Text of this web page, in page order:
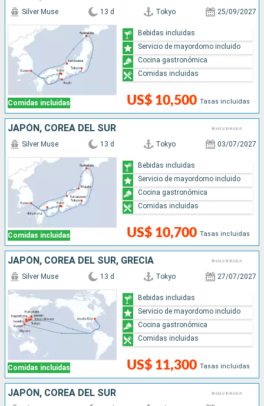
Comidas incluidas
Silver Muse 13 d Tokyo 25/09/2027
US$ 10,500 Tasas incluidas
Bebidas incluidas
Servicio de mayordomo incluido
Cocina gastronómica
Comidas incluidas
JAPÓN, COREA DEL SUR
Comidas incluidas
Silver Muse 13 d Tokyo 03/07/2027
US$ 10,700 Tasas incluidas
Bebidas incluidas
Servicio de mayordomo incluido
Cocina gastronómica
Comidas incluidas
JAPÓN, COREA DEL SUR, GRECIA
Comidas incluidas
Silver Muse 13 d Tokyo 27/07/2027
US$ 11,300 Tasas incluidas
Bebidas incluidas
Servicio de mayordomo incluido
Cocina gastronómica
Comidas incluidas
JAPÓN, COREA DEL SUR